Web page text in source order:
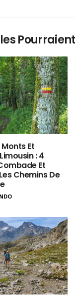
Monts Et
: 4
Et
Chemins De